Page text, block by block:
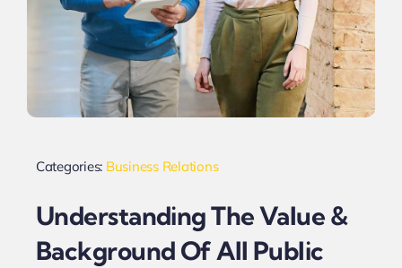
Categories: Business Relations
Understanding The Value &
Background Of All Public